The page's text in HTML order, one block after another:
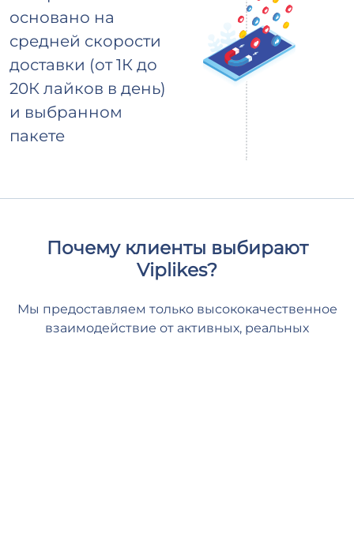
основано на
средней скорости
доставки (от 1К до
20К лайков в день)
и выбранном
пакете
Почему клиенты выбирают
Viplikes?
Мы предоставляем только высококачественное
взаимодействие от активных, реальных